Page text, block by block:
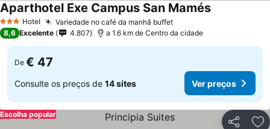
3 EstrelasHotel Variedade no café da manhã buffetVer preços
Aparthotel Exe Campus San MamésVer preços
8,6 Excelente 4.807 a 1.6 km de Centro da cidade
De € 47
Consulte os preços de 14 sites Ver preços
Escolha popular